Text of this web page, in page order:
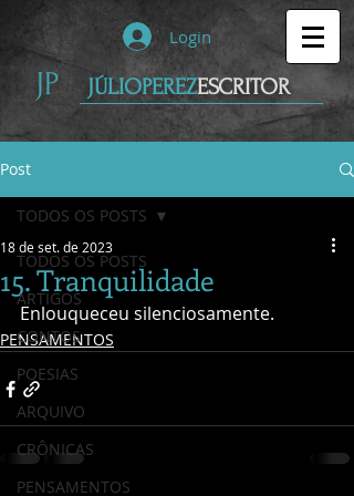
JP
Login
JÚLIOPEREZESCRITOR
Post
TODOS OS POSTS
ARTIGOS
CONTOS
POESIAS
ARQUIVO
CRÔNICAS
PENSAMENTOS
TODOS OS POSTS
15. Tranquilidade
18 de set. de 2023
Enlouqueceu silenciosamente.
PENSAMENTOS